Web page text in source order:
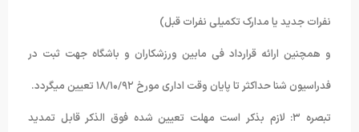
نفرات جدید یا مدارک تکمیلی نفرات قبل)
و همچنین ارائه قرارداد فی مابین ورزشکاران و باشگاه جهت ثبت در
فدراسیون شنا حداکثر تا پایان وقت اداری مورخ ۱۸/۱۰/۹۲ تعیین میگردد.
تبصره ۳: لازم بذکر است مهلت تعیین شده فوق الذکر قابل تمدید